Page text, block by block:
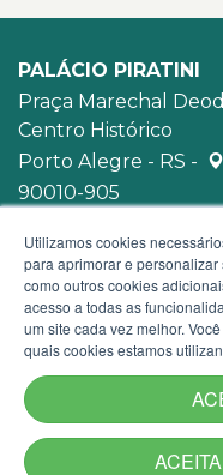
PALÁCIO PIRATINI
Praça Marechal
Centro Histórico
Porto Alegre - RS -
90010-905
Utilizamos cookies
para aprimorar e
como outros cookies
acesso a todas as
um site cada vez melhor.
quais cookies estamos